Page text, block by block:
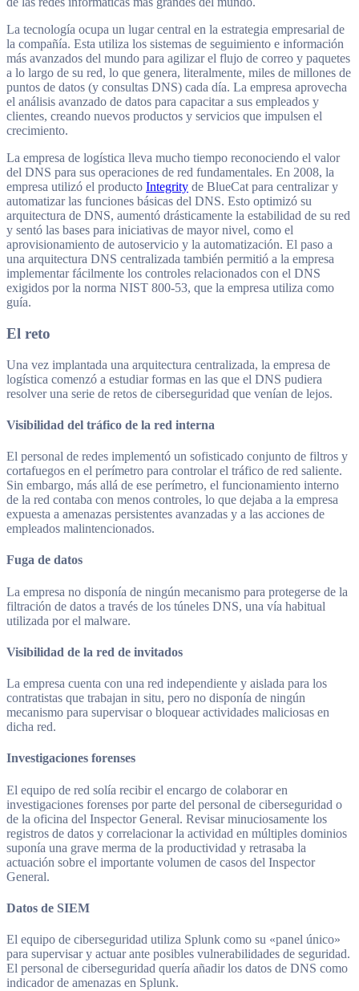
La tecnología ocupa un lugar central en la estrategia empresarial de
la compañía. Esta utiliza los sistemas de seguimiento e información
más avanzados del mundo para agilizar el flujo de correo y paquetes
a lo largo de su red, lo que genera, literalmente, miles de millones de
puntos de datos (y consultas DNS) cada día. La empresa aprovecha
el análisis avanzado de datos para capacitar a sus empleados y
clientes, creando nuevos productos y servicios que impulsen el
crecimiento.
La empresa de logística lleva mucho tiempo reconociendo el valor
del DNS para sus operaciones de red fundamentales. En 2008, la
empresa utilizó el producto Integrity de BlueCat para centralizar y
automatizar las funciones básicas del DNS. Esto optimizó su
arquitectura de DNS, aumentó drásticamente la estabilidad de su red
y sentó las bases para iniciativas de mayor nivel, como el
aprovisionamiento de autoservicio y la automatización. El paso a
una arquitectura DNS centralizada también permitió a la empresa
implementar fácilmente los controles relacionados con el DNS
exigidos por la norma NIST 800-53, que la empresa utiliza como
guía.
El reto
Una vez implantada una arquitectura centralizada, la empresa de
logística comenzó a estudiar formas en las que el DNS pudiera
resolver una serie de retos de ciberseguridad que venían de lejos.
Visibilidad del tráfico de la red interna
El personal de redes implementó un sofisticado conjunto de filtros y
cortafuegos en el perímetro para controlar el tráfico de red saliente.
Sin embargo, más allá de ese perímetro, el funcionamiento interno
de la red contaba con menos controles, lo que dejaba a la empresa
expuesta a amenazas persistentes avanzadas y a las acciones de
empleados malintencionados.
Fuga de datos
La empresa no disponía de ningún mecanismo para protegerse de la
filtración de datos a través de los túneles DNS, una vía habitual
utilizada por el malware.
Visibilidad de la red de invitados
La empresa cuenta con una red independiente y aislada para los
contratistas que trabajan in situ, pero no disponía de ningún
mecanismo para supervisar o bloquear actividades maliciosas en
dicha red.
Investigaciones forenses
El equipo de red solía recibir el encargo de colaborar en
investigaciones forenses por parte del personal de ciberseguridad o
de la oficina del Inspector General. Revisar minuciosamente los
registros de datos y correlacionar la actividad en múltiples dominios
suponía una grave merma de la productividad y retrasaba la
actuación sobre el importante volumen de casos del Inspector
General.
Datos de SIEM
El equipo de ciberseguridad utiliza Splunk como su «panel único»
para supervisar y actuar ante posibles vulnerabilidades de seguridad.
El personal de ciberseguridad quería añadir los datos de DNS como
indicador de amenazas en Splunk.